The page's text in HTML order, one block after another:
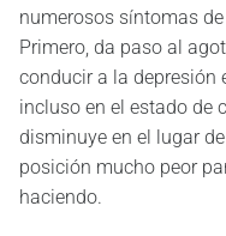
numerosos síntomas
Primero, da paso al
conducir a la depresión
incluso en el estado de
disminuye en el lugar
posición mucho peor
haciendo.